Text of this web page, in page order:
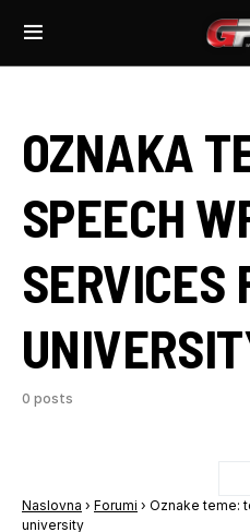
OZNAKA
SPEECH
SERVICES
0 posts
Naslovna › Forumi › Oznake teme:
university